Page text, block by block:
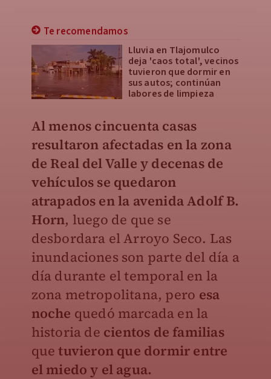
Te recomendamos
Lluvia en Tlajomulco
deja 'caos total', vecinos
tuvieron que dormir en
sus autos; continúan
labores de limpieza
Al menos cincuenta casas
resultaron afectadas en la zona
de Real del Valle y decenas de
vehículos se quedaron
atrapados en la avenida Adolf B.
Horn, luego de que se
desbordara el Arroyo Seco. Las
inundaciones son parte del día a
día durante el temporal en la
zona metropolitana, pero esa
noche quedó marcada en la
historia de cientos de familias
quetuvieron que dormir entre
el miedo y el agua.